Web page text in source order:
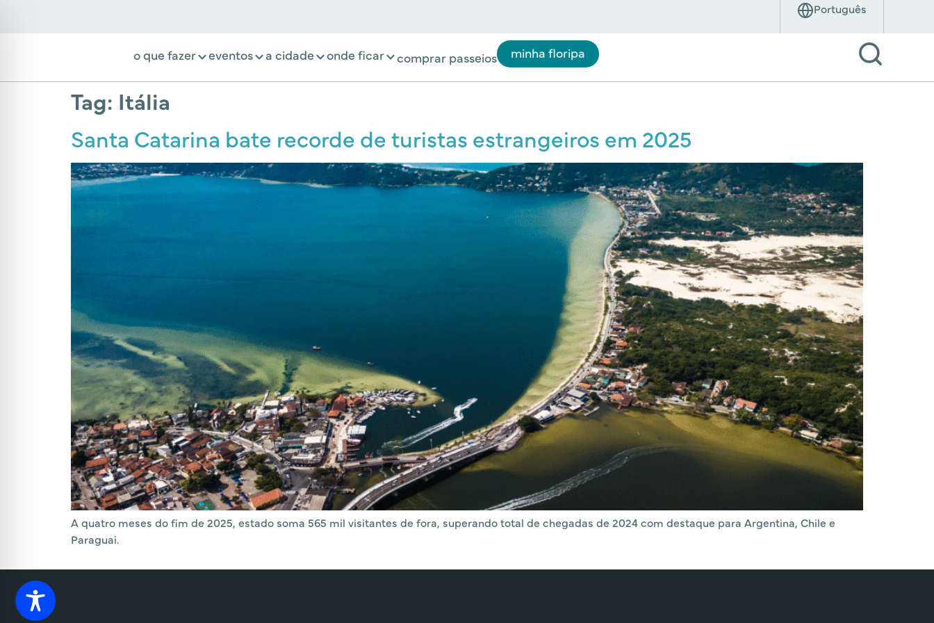
o que fazer eventos a cidade onde ficar comprar passeios minha floripa
Tag: Itália
Santa Catarina bate recorde de turistas estrangeiros em 2025
A quatro meses do fim de 2025, estado soma 565 mil visitantes de fora, superando total de chegadas de 2024 com destaque para Argentina, Chile e
Paraguai.